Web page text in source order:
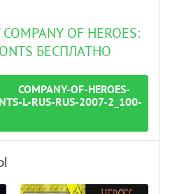
OF HEROES:
БЕСПЛАТНО
COMPANY-OF-HEROES-
L-RUS-RUS-2007-2_100-